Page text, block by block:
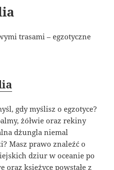
trasami – egzotyczne
gdy myślisz o egzotyce?
żółwie oraz rekiny
dżungla niemal
Masz prawo znaleźć o
dziur w oceanie po
oraz księżyce powstałe z